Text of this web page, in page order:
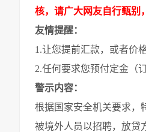
核，请广大网友自行甄别
友情提醒：
1.让您提前汇款，或者价
2.任何要求您预付定金（
警示内容：
根据国家安全机关要求，
被境外人员以招聘，放贷